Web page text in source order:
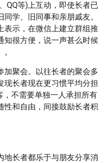
QQ等)上互动，即使长者已
学、旧同事和亲朋戚友。
表示，在微信上建立群组推
知很方便，说一声甚么时候
加聚会。以往长者的聚会多
现长者现在更习惯平均分担
，不需要单独一人承担所有
性和自由，间接鼓励长者积
地长者都乐于与朋友分享消